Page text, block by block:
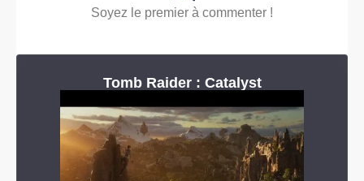
Soyez le premier à commenter !
Tomb Raider : Catalyst